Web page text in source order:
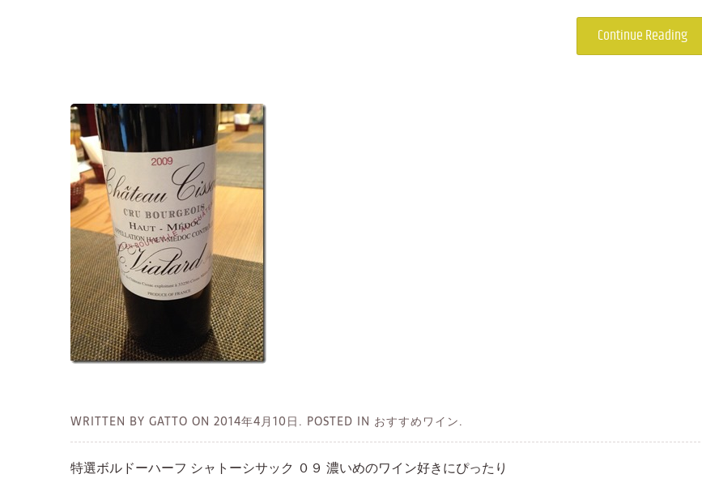
Continue Reading
WRITTEN BY GATTO ON 2014年4月10日. POSTED IN おすすめワイン.
特選ボルドーハーフ シャトーシサック ０９ 濃いめのワイン好きにぴったり